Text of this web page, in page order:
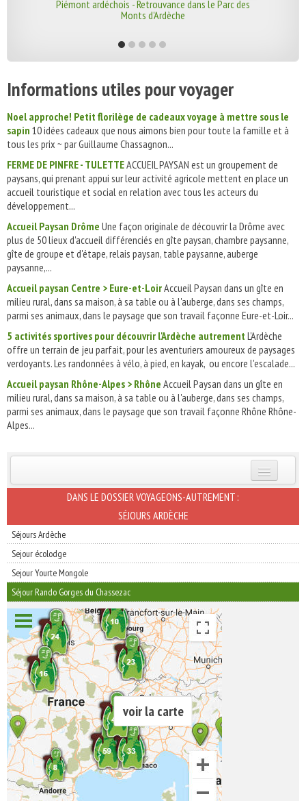
Piémont ardéchois - Retrouvance dans le Parc des
Monts d'Ardèche
Informations utiles pour voyager
Noel approche! Petit florilège de cadeaux voyage à mettre sous le
sapin 10 idées cadeaux que nous aimons bien pour toute la famille et à
tous les prix ~ par Guillaume Chassagnon...
FERME DE PINFRE - TULETTEACCUEIL PAYSAN est un groupement de
paysans, qui prenant appui sur leur activité agricole mettent en place un
accueil touristique et social en relation avec tous les acteurs du
développement...
Accueil Paysan Drôme Une façon originale de découvrir la Drôme avec
plus de 50 lieux d'accueil différenciés en gîte paysan, chambre paysanne,
gîte de groupe et d'étape, relais paysan, table paysanne, auberge
paysanne,...
Accueil paysan Centre > Eure-et-LoirAccueil Paysan dans un gîte en
milieu rural, dans sa maison, à sa table ou à l'auberge, dans ses champs,
parmi ses animaux, dans le paysage que son travail façonne Eure-et-Loir...
5 activités sportives pour découvrir l'Ardèche autrement L'Ardèche
offre un terrain de jeu parfait, pour les aventuriers amoureux de paysages
verdoyants. Les randonnées à vélo, à pied, en kayak, ou encore l'escalade...
Accueil paysan Rhône-Alpes > Rhône Accueil Paysan dans un gîte en
milieu rural, dans sa maison, à sa table ou à l'auberge, dans ses champs,
parmi ses animaux, dans le paysage que son travail façonne Rhône Rhône-
Alpes...
INSCRIVEZ-VOUS | ABONNEZ-VOUS
DANS LE DOSSIER VOYAGEONS-AUTREMENT :
SÉJOURS ARDÈCHE
Séjours Ardèche
Sejour écolodge
Sejour Yourte Mongole
Séjour Rando Gorges du Chassezac
voir la carte